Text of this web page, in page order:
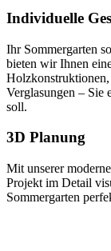
Individuelle
Ihr Sommergarten
bieten wir Ihnen
Verglasungen – Sie
soll.
3D Planung
Mit unserer
Projekt im Detail
Sommergarten